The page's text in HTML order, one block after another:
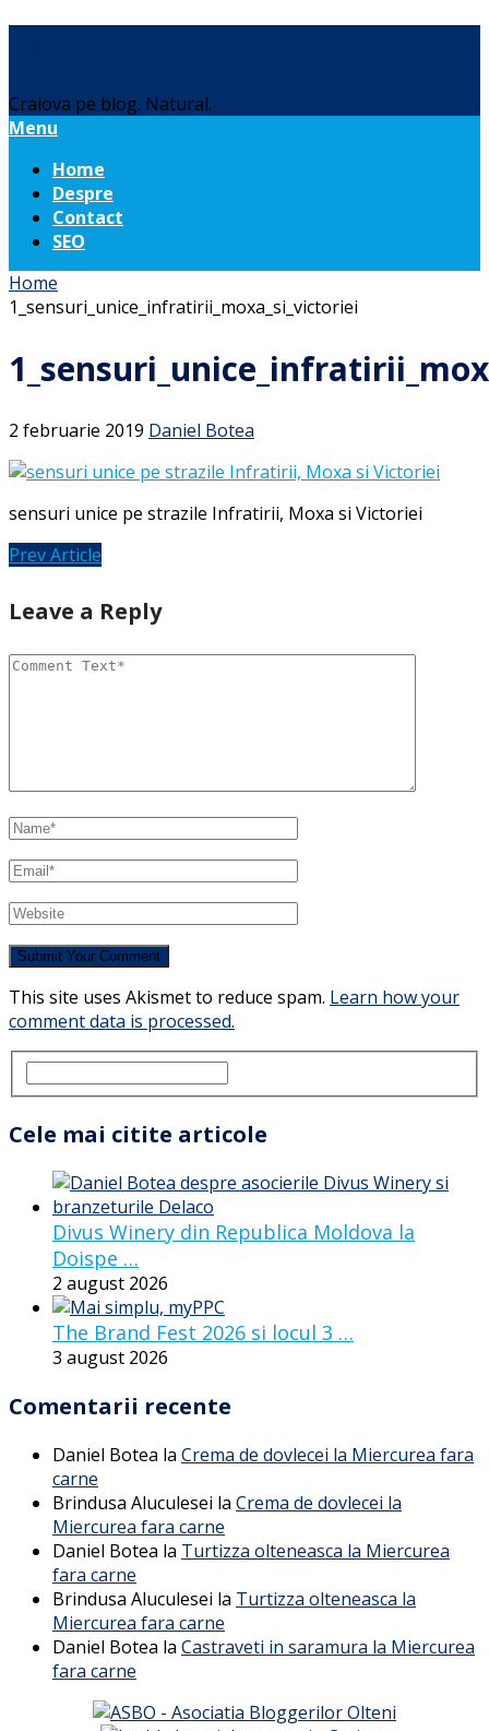
Craiova pe blog. Natural.
Menu
Home
Despre
Contact
SEO
Home
1_sensuri_unice_infratirii_moxa_si_victoriei
2 februarie 2019 Daniel Botea
sensuri unice pe strazile Infratirii, Moxa si Victoriei
Prev Article
Leave a Reply
This site uses Akismet to reduce spam. Learn how your
comment data is processed.
Cele mai citite articole
Divus Winery din Republica Moldova la
Doispe …
2 august 2026
The Brand Fest 2026 si locul 3 …
3 august 2026
Comentarii recente
Daniel Botea la Crema de dovlecei la Miercurea fara
carne
Brindusa Aluculesei la Crema de dovlecei la
Miercurea fara carne
Daniel Botea la Turtizza olteneasca la Miercurea
fara carne
Brindusa Aluculesei la Turtizza olteneasca la
Miercurea fara carne
Daniel Botea la Castraveti in saramura la Miercurea
fara carne